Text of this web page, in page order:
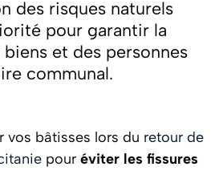
des risques naturels
pour garantir la
et des personnes
communal.
vos bâtisses lors du retour de
pour éviter les fissures